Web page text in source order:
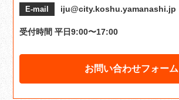
E-mail iju@city.koshu.yamanashi.jp
受付時間 平日9:00〜17:00
お問い合わせフォーム